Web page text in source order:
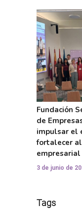
Fundación
de
impulsar el
fortalecer
empresarial
3 de junio de
Tags